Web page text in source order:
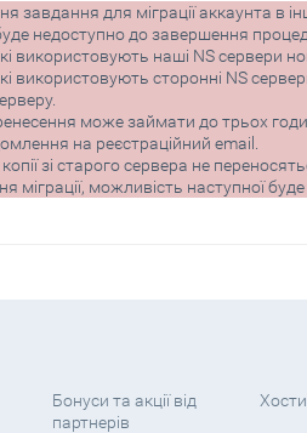
завдання для міграції аккаунта в
недоступно до завершення
використовують наші NS сервери
використовують сторонні NS
може займати до трьох
на реєстраційний email.
зі старого сервера не
міграції, можливість наступної буде
Бонуси та акції від
партнерів